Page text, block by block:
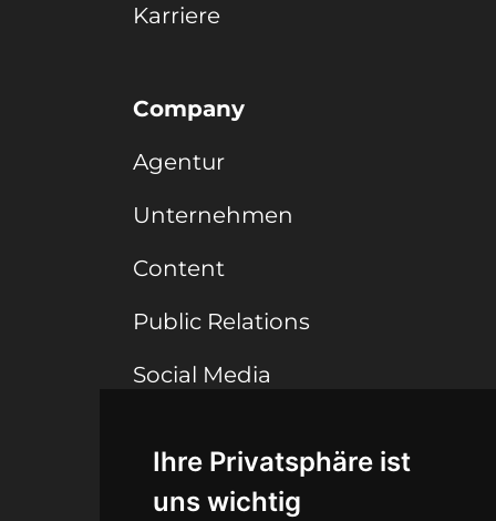
Ihre Privatsphäre ist
uns wichtig
Karriere
Company
Agentur
Unternehmen
Content
Public Relations
Social Media
Connect